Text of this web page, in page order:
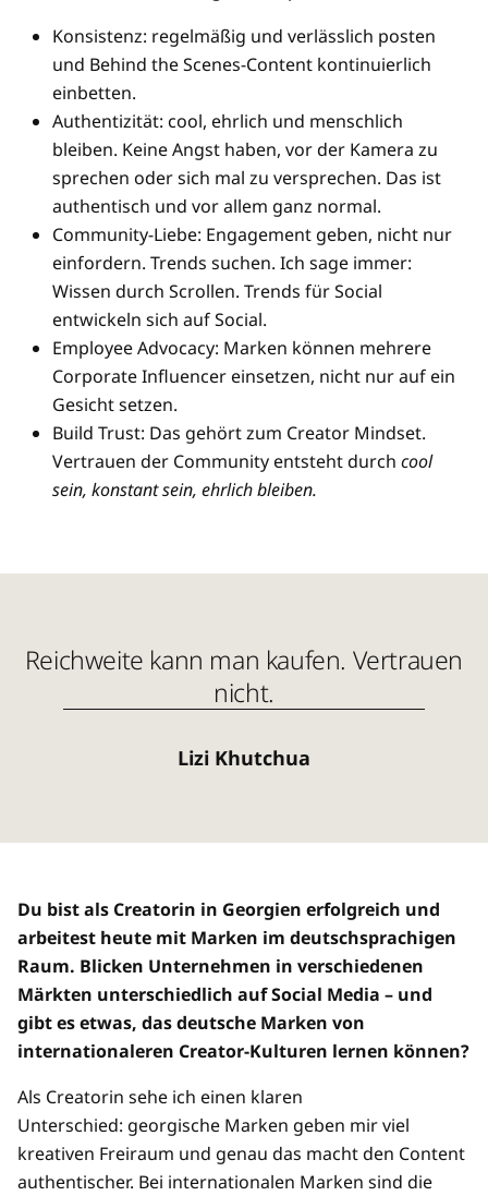
Konsistenz: regelmäßig und verlässlich posten
und Behind the Scenes-Content kontinuierlich
einbetten.
Authentizität: cool, ehrlich und menschlich
bleiben. Keine Angst haben, vor der Kamera zu
sprechen oder sich mal zu versprechen. Das ist
authentisch und vor allem ganz normal.
Community-Liebe: Engagement geben, nicht nur
einfordern. Trends suchen. Ich sage immer:
Wissen durch Scrollen. Trends für Social
entwickeln sich auf Social.
Employee Advocacy: Marken können mehrere
Corporate Influencer einsetzen, nicht nur auf ein
Gesicht setzen.
Build Trust: Das gehört zum Creator Mindset.
Vertrauen der Community entsteht durch cool
sein, konstant sein, ehrlich bleiben.
Reichweite kann man kaufen. Vertrauen
nicht.
Lizi Khutchua
Du bist als Creatorin in Georgien erfolgreich und
arbeitest heute mit Marken im deutschsprachigen
Raum. Blicken Unternehmen in verschiedenen
Märkten unterschiedlich auf Social Media – und
gibt es etwas, das deutsche Marken von
internationaleren Creator-Kulturen lernen können?
Als Creatorin sehe ich einen klaren
Unterschied: georgische Marken geben mir viel
kreativen Freiraum und genau das macht den Content
authentischer. Bei internationalen Marken sind die